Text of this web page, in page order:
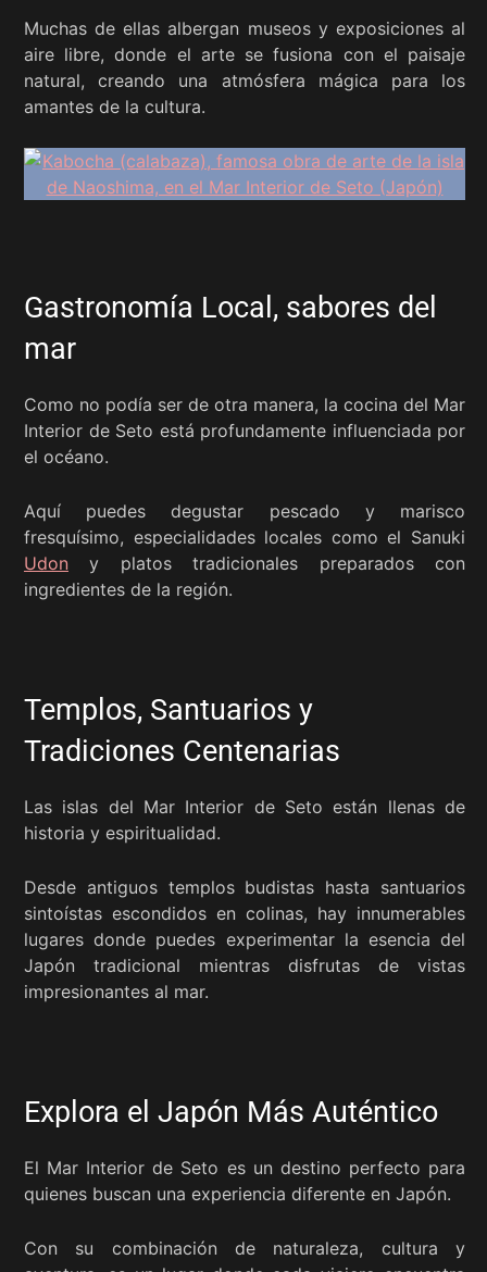
Muchas de ellas albergan museos y exposiciones al
aire libre, donde el arte se fusiona con el paisaje
natural, creando una atmósfera mágica para los
amantes de la cultura.
Gastronomía Local, sabores del
mar
Como no podía ser de otra manera, la cocina del Mar
Interior de Seto está profundamente influenciada por
el océano.
Aquí puedes degustar pescado y marisco
fresquísimo, especialidades locales como el Sanuki
Udon y platos tradicionales preparados con
ingredientes de la región.
Templos, Santuarios y
Tradiciones Centenarias
Las islas del Mar Interior de Seto están llenas de
historia y espiritualidad.
Desde antiguos templos budistas hasta santuarios
sintoístas escondidos en colinas, hay innumerables
lugares donde puedes experimentar la esencia del
Japón tradicional mientras disfrutas de vistas
impresionantes al mar.
Explora el Japón Más Auténtico
El Mar Interior de Seto es un destino perfecto para
quienes buscan una experiencia diferente en Japón.
Con su combinación de naturaleza, cultura y